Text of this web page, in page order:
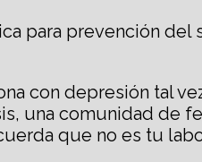
para prevención del
con depresión tal
una comunidad de
que no es tu